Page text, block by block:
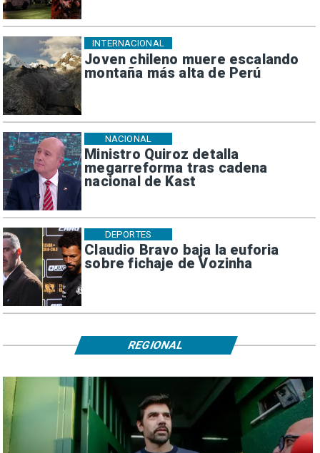
Joven chileno muere escalando
montaña más alta de Perú
INTERNACIONAL
Ministro Quiroz detalla
megarreforma tras cadena
nacional de Kast
NACIONAL
Claudio Bravo baja la euforia
sobre fichaje de Vozinha
DEPORTES
REGIONAL